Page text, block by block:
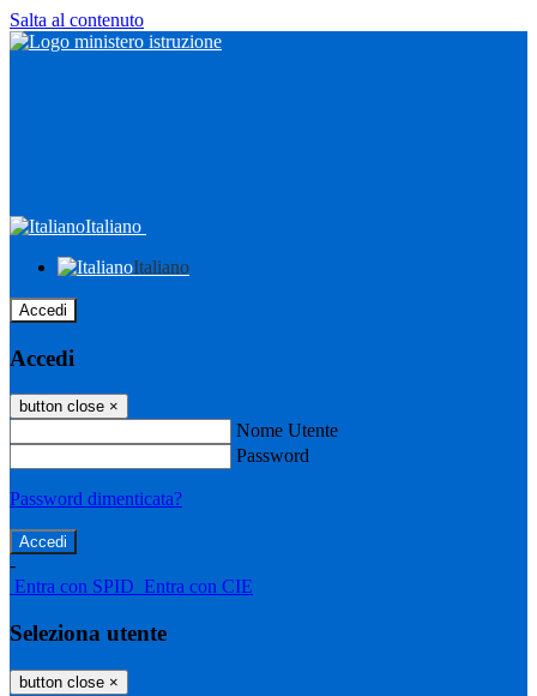
Salta al contenuto
Italiano
Italiano
Accedi
Accedi
button close ×
Nome Utente
Password
Password dimenticata?
-
Entra con SPID Entra con CIE
Seleziona utente
button close ×